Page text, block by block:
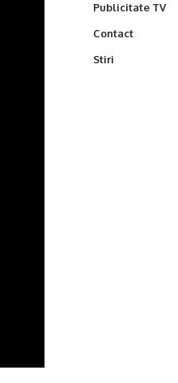
Publicitate TV
Contact
Stiri